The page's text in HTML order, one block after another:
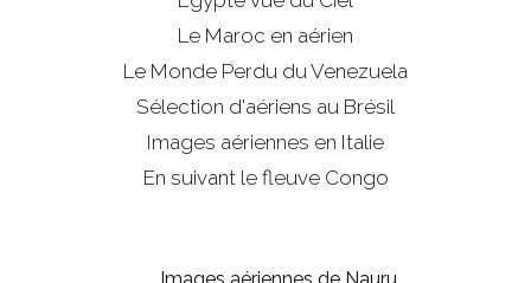
Le Maroc en aérien
Le Monde Perdu du Venezuela
Sélection d'aériens au Brésil
Images aériennes en Italie
En suivant le fleuve Congo